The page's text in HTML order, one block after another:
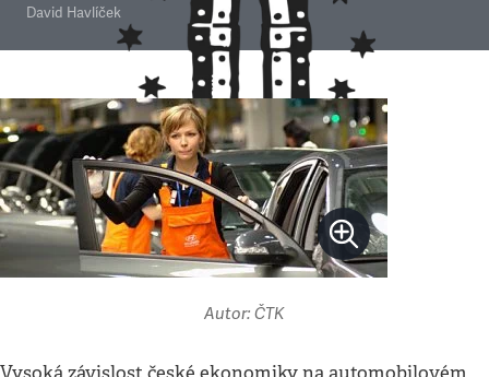
David Havlíček
Autor: ČTK